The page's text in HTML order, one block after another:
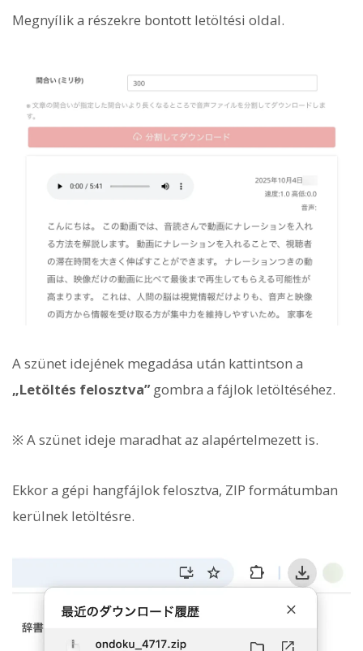
Megnyílik a részekre bontott letöltési oldal.
A szünet idejének megadása után kattintson a
„Letöltés felosztva”gombra a fájlok letöltéséhez.
※ A szünet ideje maradhat az alapértelmezett is.
Ekkor a gépi hangfájlok felosztva, ZIP formátumban
kerülnek letöltésre.